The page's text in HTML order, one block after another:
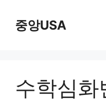
중앙USA
수학심화